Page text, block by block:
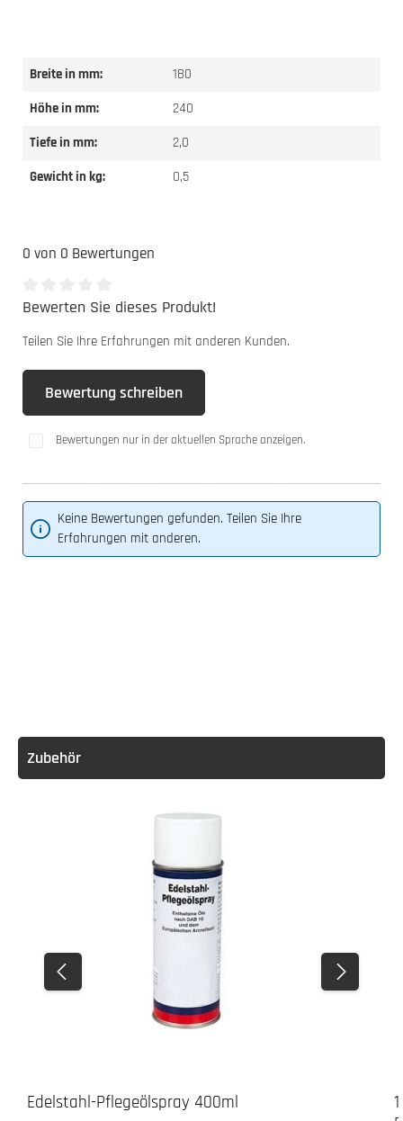
Breite in mm:
180
Höhe in mm:
240
Tiefe in mm:
2,0
Gewicht in kg:
0,5
0 von 0 Bewertungen
Durchschnittliche Bewertung von 0 von 5 Sternen
Bewerten Sie dieses Produkt!
Teilen Sie Ihre Erfahrungen mit anderen Kunden.
Bewertung schreiben
Bewertungen nur in der aktuellen Sprache anzeigen.
Keine Bewertungen gefunden. Teilen Sie Ihre
Erfahrungen mit anderen.
Zubehör
Edelstahl-Pflegeölspray 400ml